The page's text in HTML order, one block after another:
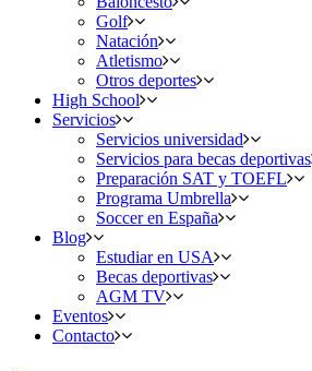
Golf
Natación
Atletismo
Otros deportes
High School
Servicios
Servicios universidad
Servicios para becas deportivas
Preparación SAT y TOEFL
Programa Umbrella
Soccer en España
Blog
Estudiar en USA
Becas deportivas
AGM TV
Eventos
Contacto